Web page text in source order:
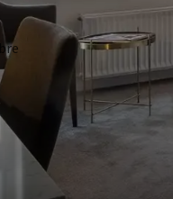
actuelles